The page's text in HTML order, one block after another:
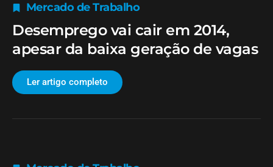
Mercado de Trabalho
Desemprego vai cair em 2014,
apesar da baixa geração de vagas
Ler artigo completo